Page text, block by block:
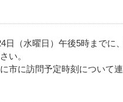
日（水曜日）午後5時まで
い。
市に訪問予定時刻について